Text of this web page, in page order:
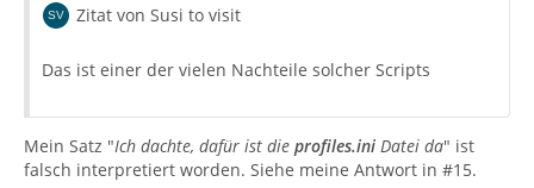
Zitat von Susi to visit
Das ist einer der vielen Nachteile solcher Scripts
Mein Satz "Ich dachte, dafür ist die profiles.ini Datei da" ist
falsch interpretiert worden. Siehe meine Antwort in #15.